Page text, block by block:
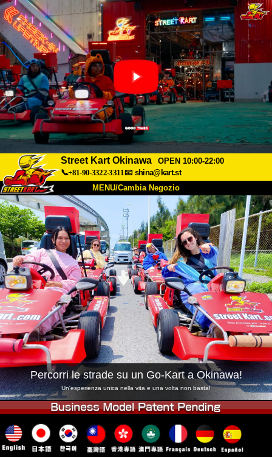
Street Kart Okinawa
OPEN 10:00-22:00
📞+81-90-3322-3311📧 shina@kart.st
MENU/Cambia Negozio
INIZIO
Chi Siamo Specifiche Prezzo
Accesso Recensioni FAQ
Azienda Prenotazioni
Cambia Negozio
Tokyo Shinagawa Tokyo Akihabara#1
Tokyo Akihabara#2 Tokyo Shibuya
Tokyo Shibuya Annex Tokyo Bay
Tokyo Asakusa Osaka
Okinawa
Percorri le strade su un Go-Kart a Okinawa!
Un'esperienza unica nella vita e una volta non basta!